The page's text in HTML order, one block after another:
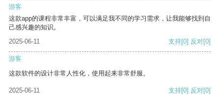
游客
这款app的课程非常丰富，可以满足我不同的学习需求，让我能够找到自
己感兴趣的知识。
2025-06-11
支持[0] 反对[0]
游客
这款软件的设计非常人性化，使用起来非常舒服。
2025-06-11 支持[0] 反对[0]